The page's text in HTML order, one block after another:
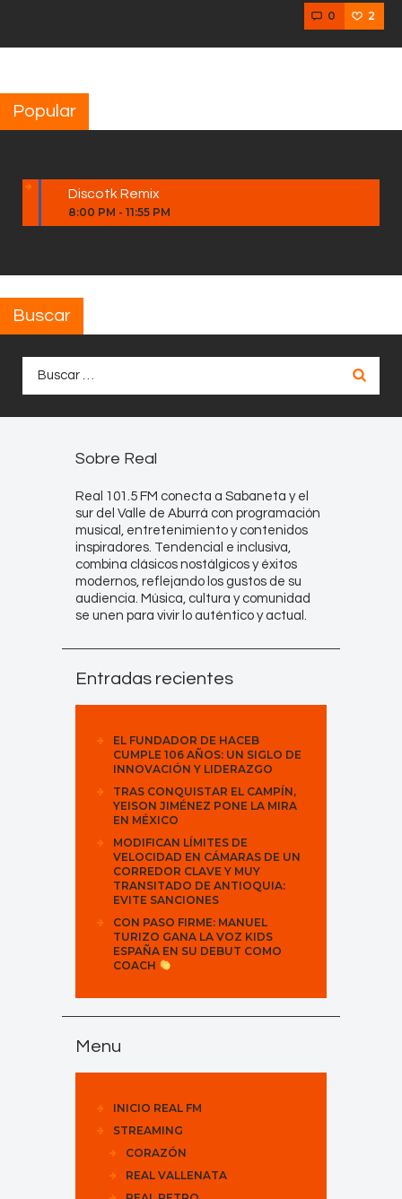
0 2
Popular
Discotk Remix
8:00 PM - 11:55 PM
Buscar
Sobre Real
Real 101.5 FM conecta a Sabaneta y el
sur del Valle de Aburrá con programación
musical, entretenimiento y contenidos
inspiradores. Tendencial e inclusiva,
combina clásicos nostálgicos y éxitos
modernos, reflejando los gustos de su
audiencia. Música, cultura y comunidad
se unen para vivir lo auténtico y actual.
Entradas recientes
EL FUNDADOR DE HACEB
CUMPLE 106 AÑOS: UN SIGLO DE
INNOVACIÓN Y LIDERAZGO
TRAS CONQUISTAR EL CAMPÍN,
YEISON JIMÉNEZ PONE LA MIRA
EN MÉXICO
MODIFICAN LÍMITES DE
VELOCIDAD EN CÁMARAS DE UN
CORREDOR CLAVE Y MUY
TRANSITADO DE ANTIOQUIA:
EVITE SANCIONES
CON PASO FIRME: MANUEL
TURIZO GANA LA VOZ KIDS
ESPAÑA EN SU DEBUT COMO
COACH
Menu
INICIO REAL FM
STREAMING
CORAZÓN
REAL VALLENATA